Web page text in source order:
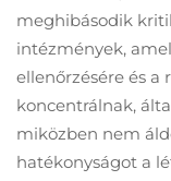
meghibásodik
intézmények,
ellenőrzésére és a
koncentrálnak,
miközben nem
hatékonyságot a